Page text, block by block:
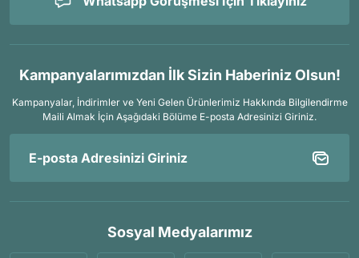
Kampanyalarımızdan İlk Sizin Haberiniz Olsun!
Kampanyalar, İndirimler ve Yeni Gelen Ürünlerimiz Hakkında Bilgilendirme
Maili Almak İçin Aşağıdaki Bölüme E-posta Adresinizi Giriniz.
Sosyal Medyalarımız